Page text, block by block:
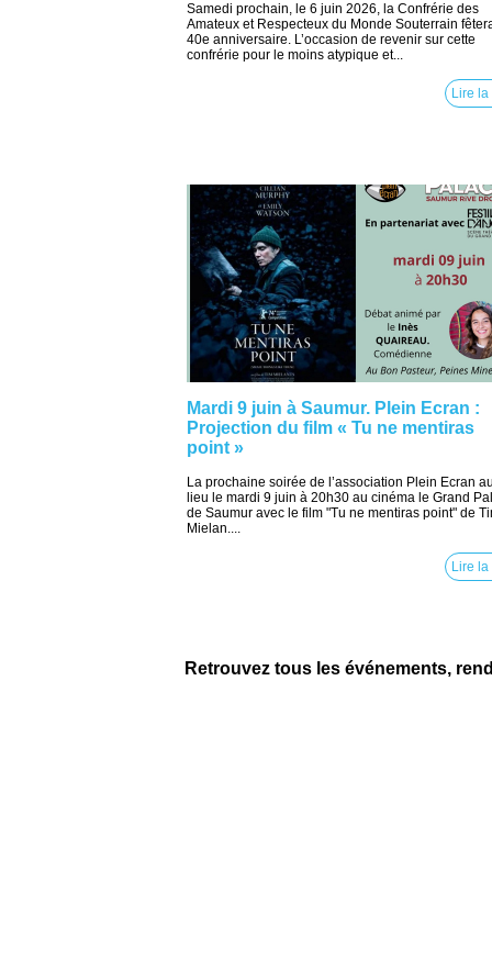
Samedi prochain, le 6 juin 2026, la Confrérie des
Amateux et Respecteux du Monde Souterrain
40e anniversaire. L’occasion de revenir sur cette
confrérie pour le moins atypique et...
Lire la
Mardi 9 juin à Saumur. Plein Ecran :
Projection du film « Tu ne mentiras
point »
La prochaine soirée de l’association Plein Ecran
lieu le mardi 9 juin à 20h30 au cinéma le Grand
de Saumur avec le film "Tu ne mentiras point" de
Mielan....
Lire la
Retrouvez tous les événements,